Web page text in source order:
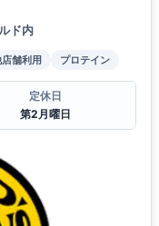
ド内
舗利用 プロテイン
定休日
第2月曜日